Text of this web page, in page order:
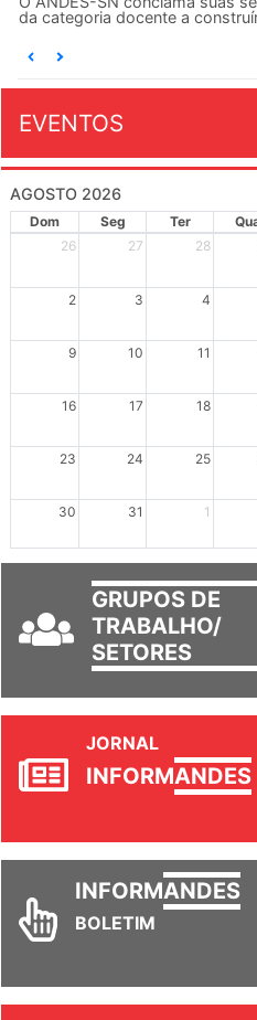
EVENTOS
AGOSTO 2026
Dom Seg Ter
26
27 28
2 3 4
9 10 11
16 17 18
23 24 25
30 31 1
GRUPOS DE
TRABALHO/
SETORES
JORNAL
INFORMANDES
INFORMANDES
BOLETIM